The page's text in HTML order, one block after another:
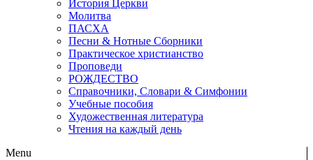
История Церкви
Молитва
ПАСХА
Песни & Нотные Сборники
Практическое христианство
Проповеди
РОЖДЕСТВО
Справочники, Словари & Симфонии
Учебные пособия
Художественная литература
Чтения на каждый день
Menu